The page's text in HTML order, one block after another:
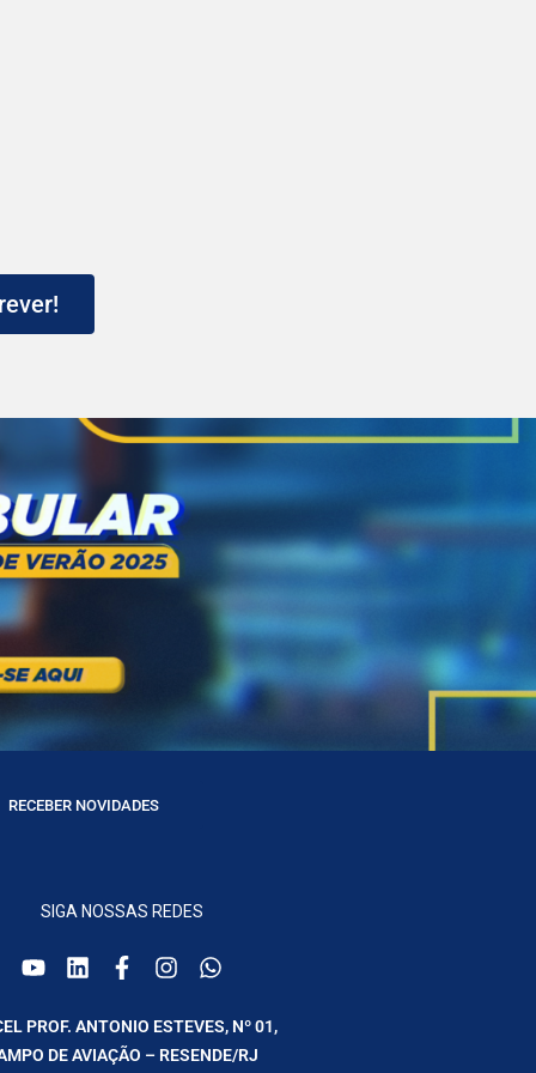
RECEBER NOVIDADES
SIGA NOSSAS REDES
PROF. ANTONIO ESTEVES, Nº 01,
DE AVIAÇÃO – RESENDE/RJ